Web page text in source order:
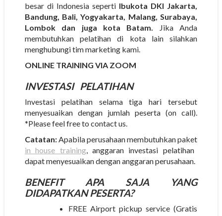
besar di Indonesia seperti Ibukota DKI Jakarta,
Bandung, Bali, Yogyakarta, Malang, Surabaya,
Lombok dan juga kota Batam. Jika Anda
membutuhkan pelatihan di kota lain silahkan
menghubungi tim marketing kami.
ONLINE TRAINING VIA ZOOM
INVESTASIPELATIHAN
Investasi pelatihan selama tiga hari tersebut
menyesuaikan dengan jumlah peserta (on call).
*Please feel free to contact us.
Catatan:Apabila perusahaan membutuhkan paket
in house training, anggaran investasi pelatihan
dapat menyesuaikan dengan anggaran perusahaan.
BENEFIT APA SAJA YANG
DIDAPATKAN PESERTA?
FREE Airport pickup service (Gratis